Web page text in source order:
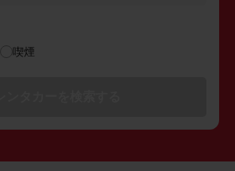
喫煙